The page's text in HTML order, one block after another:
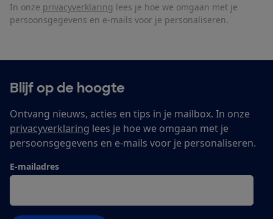
In onze privacyverklaring lees je hoe we omgaan met je
persoonsgegevens en e-mails voor je personaliseren.
Blijf op de hoogte
Ontvang nieuws, acties en tips in je mailbox. In onze
privacyverklaring lees je hoe we omgaan met je
persoonsgegevens en e-mails voor je personaliseren.
E-mailadres